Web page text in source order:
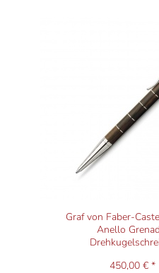
Graf von Faber-
Anello
450,00 € *